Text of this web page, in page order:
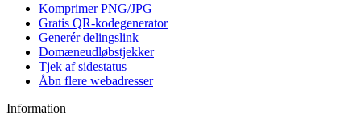
Komprimer PNG/JPG
Gratis QR-kodegenerator
Generér delingslink
Domæneudløbstjekker
Tjek af sidestatus
Åbn flere webadresser
Information